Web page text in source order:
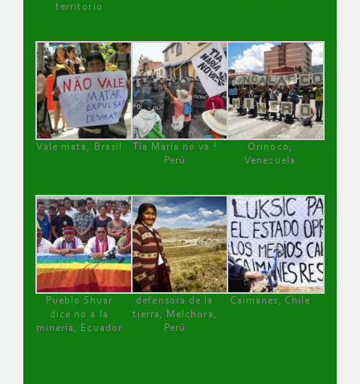
territorio
Vale mata, Brasil
Tía María no va !
Perú
Orinoco,
Venezuela
Pueblo Shuar
dice no a la
minería, Ecuador
defensora de la
tierra, Melchora,
Perú
Caimanes, Chile